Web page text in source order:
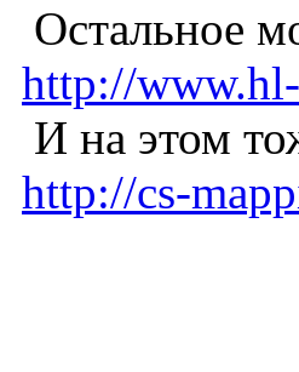
Остальное
http://
И на этом
http://cs-